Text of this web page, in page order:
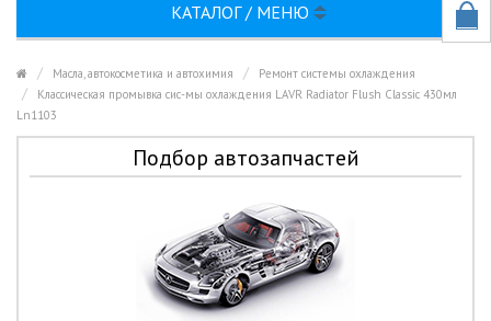
КАТАЛОГ / МЕНЮ
Масла, автокосметика и автохимия
Ремонт системы охлаждения
Классическая промывка сис-мы охлаждения LAVR Radiator Flush Classic 430мл
Ln1103
Подбор автозапчастей